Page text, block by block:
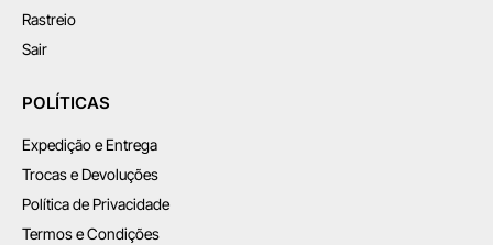
Rastreio
Sair
POLÍTICAS
Expedição e Entrega
Trocas e Devoluções
Política de Privacidade
Termos e Condições